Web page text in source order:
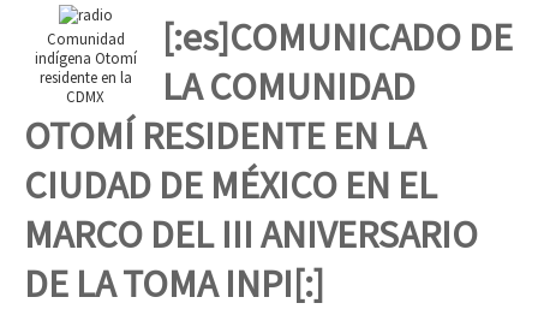
La palabra del EZLN
Encuentros
TEMAS
Chiapas
México
Latinoamérica
Mundo
Dia 4 – Encontro “Guerra contra a Humanidade” (As populações
Dia 3 do Encontro “Guerra contra a Humanidade”
Dia 2 do Encontro “Guerra contra a Humanidad”
Comunidad
indígena Otomí
residente en la
CDMX
[:es]COMUNICADO DE
LA COMUNIDAD
OTOMÍ RESIDENTE EN LA
CIUDAD DE MÉXICO EN EL
MARCO DEL III ANIVERSARIO
DE LA TOMA INPI[:]